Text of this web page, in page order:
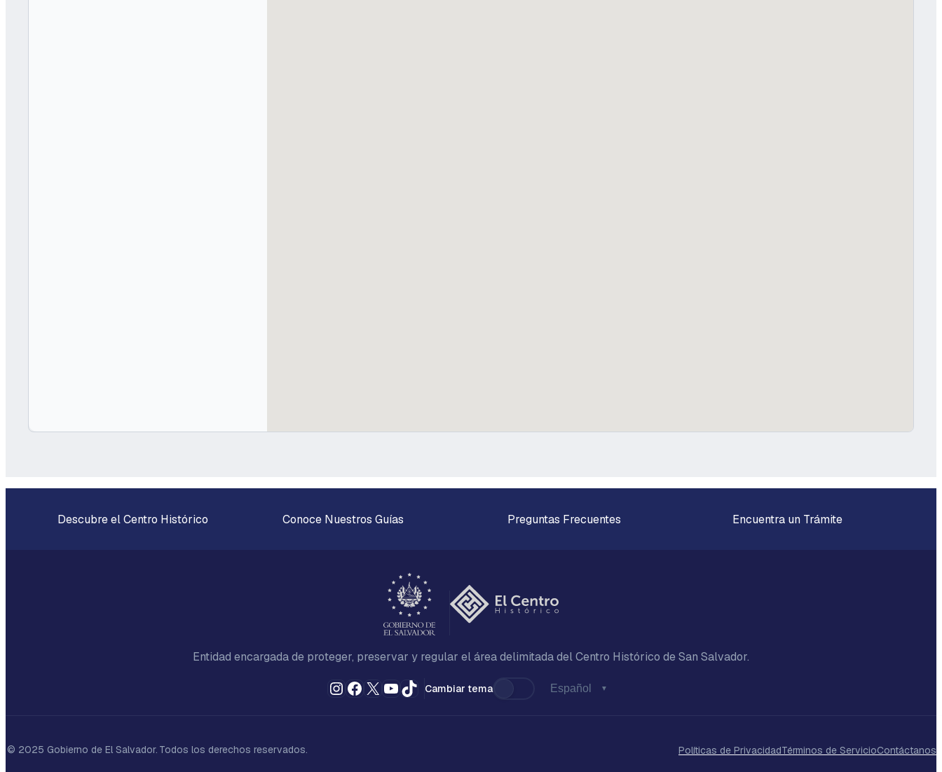
Descubre el Centro Histórico Conoce Nuestros Guías Preguntas Frecuentes Encuentra un Trámite
Entidad encargada de proteger, preservar y regular el área delimitada del Centro Histórico de San Salvador.
Instagram
Facebook
X YouTube
TikTokCambiar tema
© 2025 Gobierno de El Salvador. Todos los derechos reservados. Políticas de PrivacidadTérminos de ServicioContáctanos